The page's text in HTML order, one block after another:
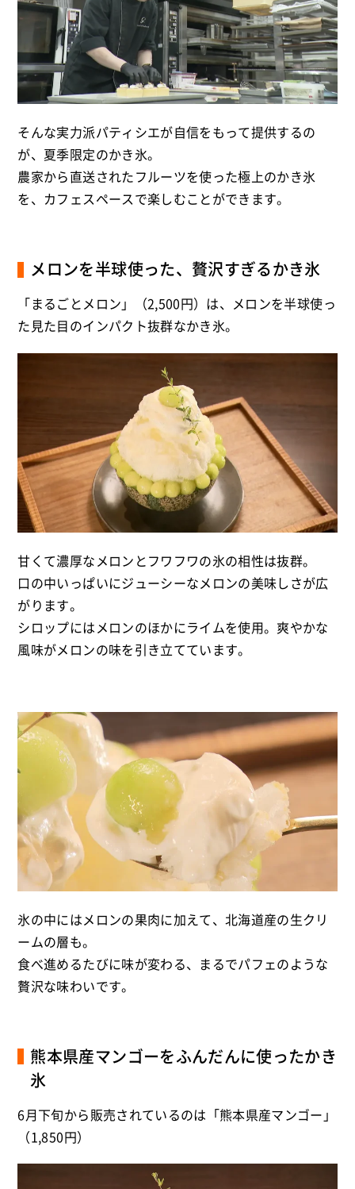
そんな実力派パティシエが自信をもって提供するの
が、夏季限定のかき氷。
農家から直送されたフルーツを使った極上のかき氷
を、カフェスペースで楽しむことができます。
メロンを半球使った、贅沢すぎるかき氷
「まるごとメロン」（2,500円）は、メロンを半球使っ
た見た目のインパクト抜群なかき氷。
甘くて濃厚なメロンとフワフワの氷の相性は抜群。
口の中いっぱいにジューシーなメロンの美味しさが広
がります。
シロップにはメロンのほかにライムを使用。爽やかな
風味がメロンの味を引き立てています。
氷の中にはメロンの果肉に加えて、北海道産の生クリ
ームの層も。
食べ進めるたびに味が変わる、まるでパフェのような
贅沢な味わいです。
熊本県産マンゴーをふんだんに使ったかき
氷
6月下旬から販売されているのは「熊本県産マンゴー」
（1,850円）